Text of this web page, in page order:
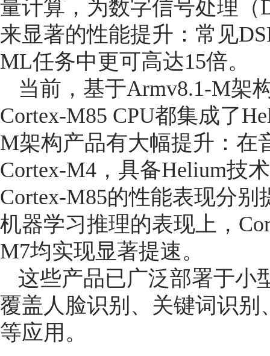
量计算，为数字信号处理（
来显著的性能提升：常见
ML任务中更可高达15倍。
当前，基于Armv8.1-M架
Cortex-M85 CPU都集成了
M架构产品有大幅提升：在
Cortex-M4，具备Helium技
Cortex-M85的性能表现分别
机器学习推理的表现上，
M7均实现显著提速。
这些产品已广泛部署于小
覆盖人脸识别、关键词识
等应用。